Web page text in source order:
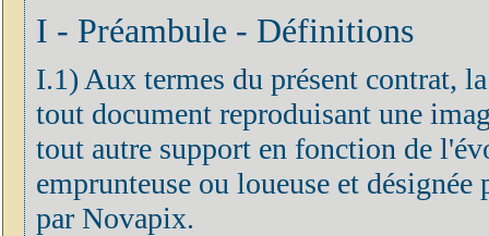
I - Préambule - Définitions
I.1) Aux termes du présent contrat,
tout document reproduisant une
tout autre support en fonction de
emprunteuse ou loueuse et
par Novapix.